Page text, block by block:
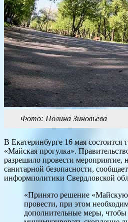
Фото: Полина Зиновьева
В Екатеринбурге 16 мая состоится
«Майская прогулка».
разрешило провести мероприятие,
санитарной безопасности,
информполитики Свердловской
«Принято решение «Майскую
провести, при этом
дополнительные меры, чтобы